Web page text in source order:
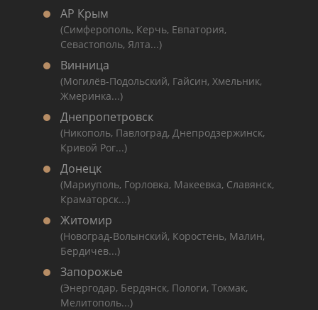
АР Крым
(Симферополь, Керчь, Евпатория,
Севастополь, Ялта...)
Винница
(Могилёв-Подольский, Гайсин, Хмельник,
Жмеринка...)
Днепропетровск
(Никополь, Павлоград, Днепродзержинск,
Кривой Рог...)
Донецк
(Мариуполь, Горловка, Макеевка, Славянск,
Краматорск...)
Житомир
(Новоград-Волынский, Коростень, Малин,
Бердичев...)
Запорожье
(Энергодар, Бердянск, Пологи, Токмак,
Мелитополь...)